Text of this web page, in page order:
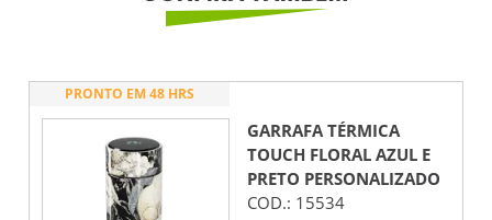
PRONTO EM 48 HRS
GARRAFA TÉRMICA
TOUCH FLORAL AZUL E
PRETO PERSONALIZADO
COD.: 15534